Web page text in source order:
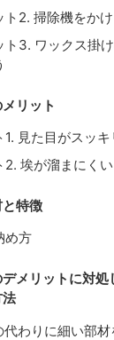
ト2. 掃除機をか
ト3. ワックス掛
リット
1. 見た目がスッキ
2. 埃が溜まにくい
特徴
め方
メリットに対
代わりに細い部材